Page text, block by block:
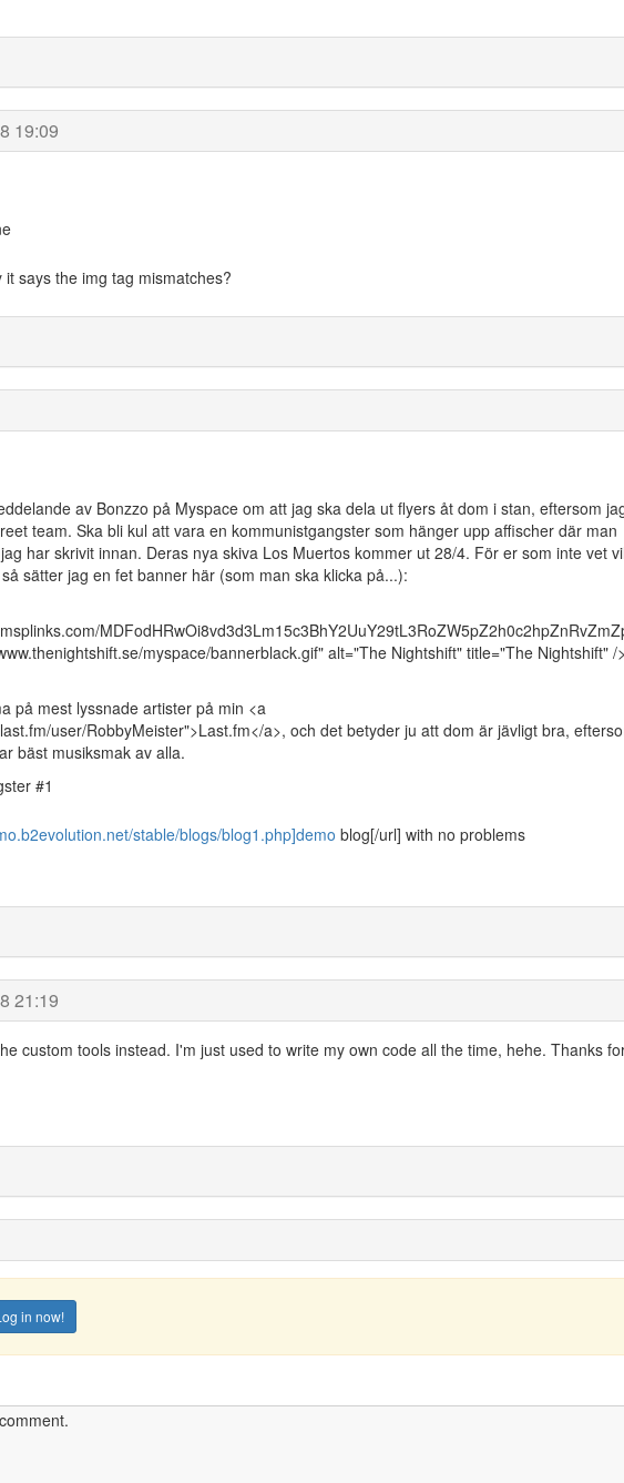
19:09
says the img tag mismatches?
av Bonzzo på Myspace om att jag ska dela ut flyers åt dom i stan, eftersom
team. Ska bli kul att vara en kommunistgangster som hänger upp affischer där man
har skrivit innan. Deras nya skiva Los Muertos kommer ut 28/4. För er som inte vet
sätter jag en fet banner här (som man ska klicka på...):
myspace/bannerblack.gif" alt="The Nightshift" title="The Nightshift" /
på mest lyssnade artister på min <a
user/RobbyMeister">Last.fm</a>, och det betyder ju att dom är jävligt bra,
bäst musiksmak av alla.
#1
stable/blogs/blog1.php]demo blog[/url] with no problems
21:19
custom tools instead. I'm just used to write my own code all the time, hehe. Thanks
in now!